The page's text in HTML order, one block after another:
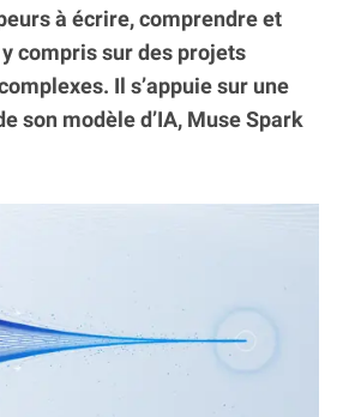
à écrire, comprendre et
compris sur des projets
Il s’appuie sur une
son modèle d’IA, Muse Spark